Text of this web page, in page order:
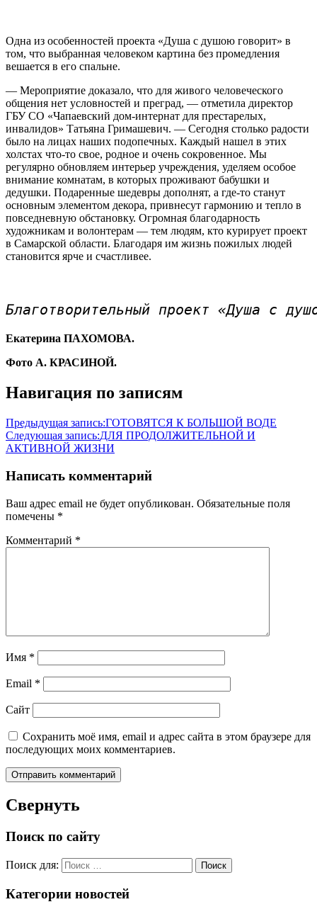
Одна из особенностей проекта «Душа с душою говорит» в
том, что выбранная человеком картина без промедления
вешается в его спальне.
— Мероприятие доказало, что для живого человеческого
общения нет условностей и преград, — отметила директор
ГБУ СО «Чапаевский дом-интернат для престарелых,
инвалидов» Татьяна Гримашевич. — Сегодня столько радости
было на лицах наших подопечных. Каждый нашел в этих
холстах что-то свое, родное и очень сокровенное. Мы
регулярно обновляем интерьер учреждения, уделяем особое
внимание комнатам, в которых проживают бабушки и
дедушки. Подаренные шедевры дополнят, а где-то станут
основным элементом декора, привнесут гармонию и тепло в
повседневную обстановку. Огромная благодарность
художникам и волонтерам — тем людям, кто курирует проект
в Самарской области. Благодаря им жизнь пожилых людей
становится ярче и счастливее.
Благотворительный проект «Душа с
Екатерина ПАХОМОВА.
Фото А. КРАСИНОЙ.
Навигация по записям
Предыдущая запись:ГОТОВЯТСЯ К БОЛЬШОЙ ВОДЕ
Следующая запись:ДЛЯ ПРОДОЛЖИТЕЛЬНОЙ И
АКТИВНОЙ ЖИЗНИ
Написать комментарий
Ваш адрес email не будет опубликован. Обязательные поля
помечены *
Комментарий *
Имя *
Email *
Сайт
Сохранить моё имя, email и адрес сайта в этом браузере для
последующих моих комментариев.
Свернуть
Поиск по сайту
Поиск для: Поиск
Категории новостей